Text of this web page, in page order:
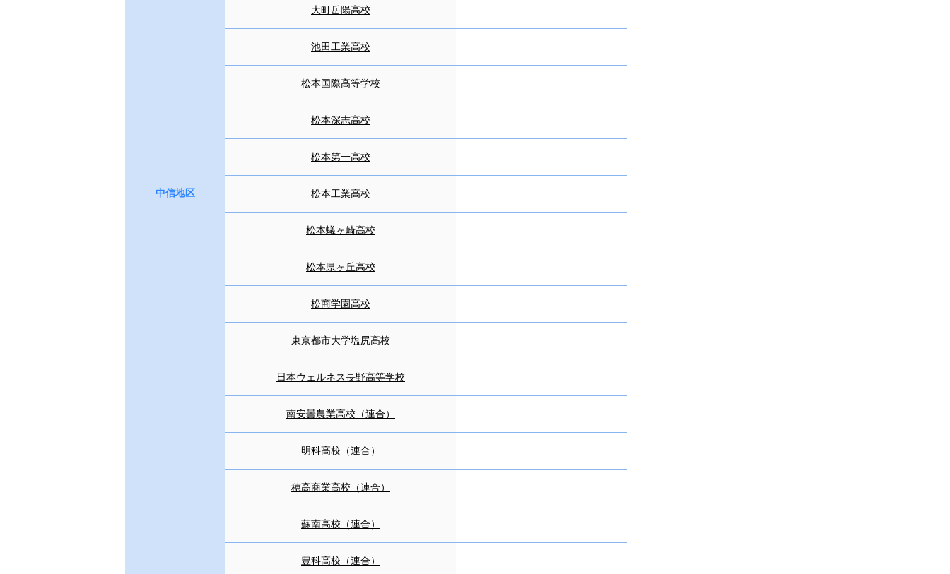
中信地区
大町岳陽高校
池田工業高校
松本国際高等学校
松本深志高校
松本第一高校
松本工業高校
松本蟻ヶ崎高校
松本県ヶ丘高校
松商学園高校
東京都市大学塩尻高校
日本ウェルネス長野高等学校
南安曇農業高校（連合）
明科高校（連合）
穂高商業高校（連合）
蘇南高校（連合）
豊科高校（連合）